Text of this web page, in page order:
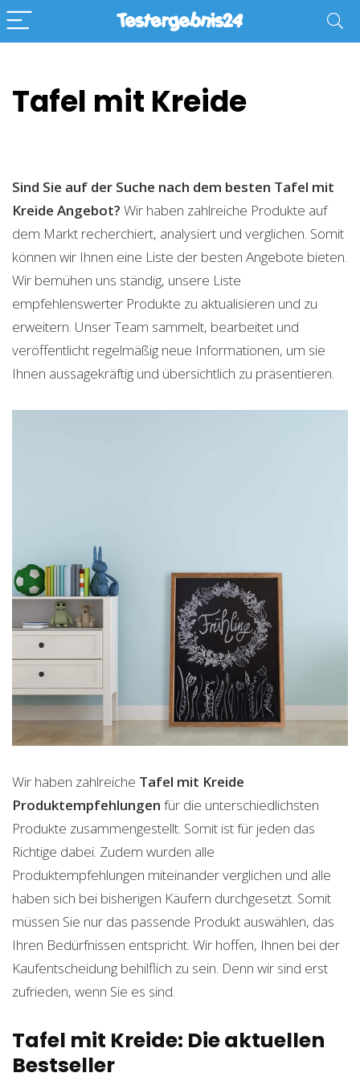
Tafel mit Kreide
Sind Sie auf der Suche nach dem besten Tafel mit
Kreide Angebot? Wir haben zahlreiche Produkte auf
dem Markt recherchiert, analysiert und verglichen. Somit
können wir Ihnen eine Liste der besten Angebote bieten.
Wir bemühen uns ständig, unsere Liste
empfehlenswerter Produkte zu aktualisieren und zu
erweitern. Unser Team sammelt, bearbeitet und
veröffentlicht regelmäßig neue Informationen, um sie
Ihnen aussagekräftig und übersichtlich zu präsentieren.
Wir haben zahlreiche Tafel mit Kreide
Produktempfehlungen für die unterschiedlichsten
Produkte zusammengestellt. Somit ist für jeden das
Richtige dabei. Zudem wurden alle
Produktempfehlungen miteinander verglichen und alle
haben sich bei bisherigen Käufern durchgesetzt. Somit
müssen Sie nur das passende Produkt auswählen, das
Ihren Bedürfnissen entspricht. Wir hoffen, Ihnen bei der
Kaufentscheidung behilflich zu sein. Denn wir sind erst
zufrieden, wenn Sie es sind.
Tafel mit Kreide: Die aktuellen
Bestseller